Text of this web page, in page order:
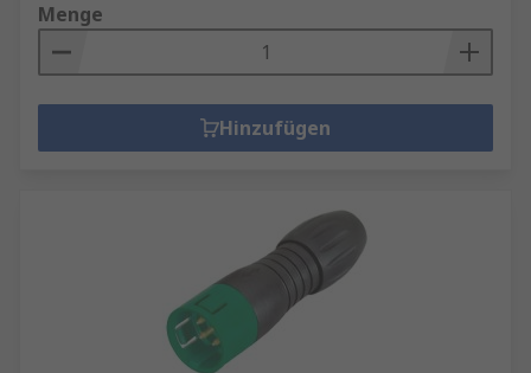
Menge
Hinzufügen